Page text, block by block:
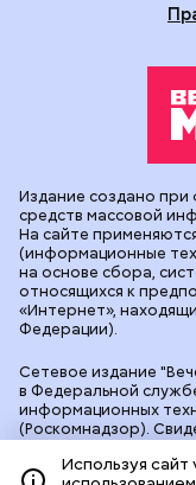
Сетевое издание
в Федеральной
информационных
(Роскомнадзор).
"Вечерняя Москва".
Издание создано
средств массовой
На сайте
(информационные
на основе сбора,
относящихся к
«Интернет»,
Федерации).
Используя сайт